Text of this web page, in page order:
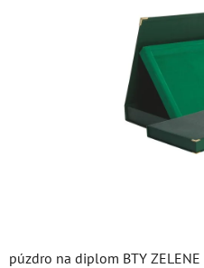
púzdro na diplom BTY ZELENE